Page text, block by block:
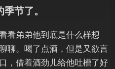
节了。
看弟弟他到底是什么样想
聊。喝了点酒，但是又欲言
，借着酒劲儿给他吐槽了好